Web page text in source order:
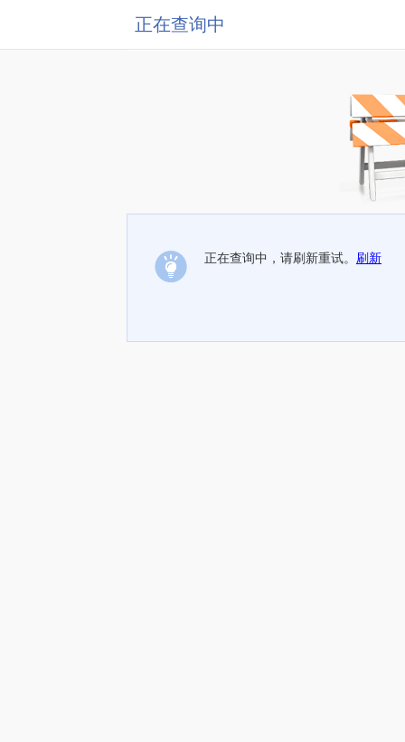
正在查询中
正在查询中，请刷新重试。 刷新